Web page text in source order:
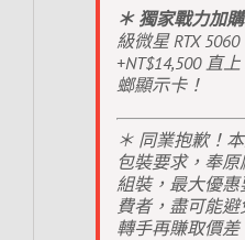
＊ 獨家戰力加
級微星 RTX
+NT$14,500 直
螂顯示卡！
＊ 同業抱歉！
包裝要求，奉
組裝，最大優
費者，盡可能
轉手再賺取價差